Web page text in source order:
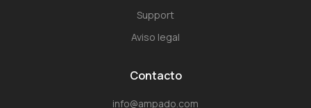
Support
Aviso legal
Contacto
info@ampado.com